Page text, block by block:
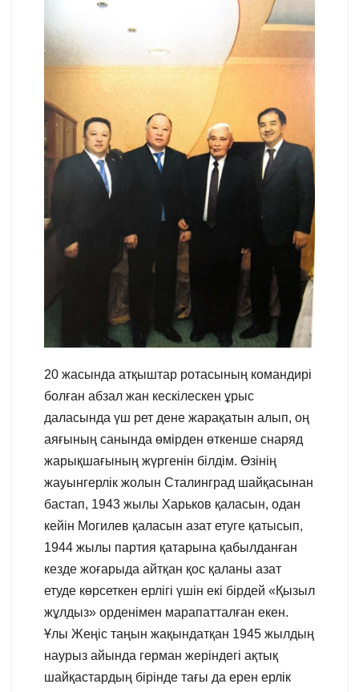
20 жасында атқыштар ротасының командирі
болған абзал жан кескілескен ұрыс
даласында үш рет дене жарақатын алып, оң
аяғының санында өмірден өткенше снаряд
жарықшағының жүргенін білдім. Өзінің
жауынгерлік жолын Сталинград шайқасынан
бастап, 1943 жылы Харьков қаласын, одан
кейін Могилев қаласын азат етуге қатысып,
1944 жылы партия қатарына қабылданған
кезде жоғарыда айтқан қос қаланы азат
етуде көрсеткен ерлігі үшін екі бірдей «Қызыл
жұлдыз» орденімен марапатталған екен.
Ұлы Жеңіс таңын жақындатқан 1945 жылдың
наурыз айында герман жеріндегі ақтық
шайқастардың бірінде тағы да ерен ерлік